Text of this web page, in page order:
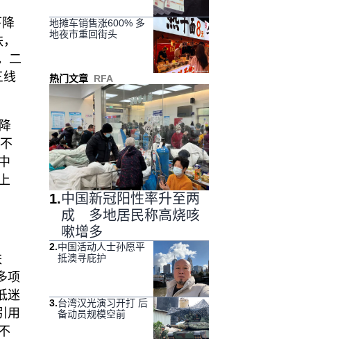
二
线
项
迷
用
地摊车销售涨600% 多
地夜市重回街头
热门文章 RFA
1.中国新冠阳性率升至两
成 多地居民称高烧咳
嗽增多
2.中国活动人士孙愿平
抵澳寻庇护
3.台湾汉光演习开打 后
备动员规模空前